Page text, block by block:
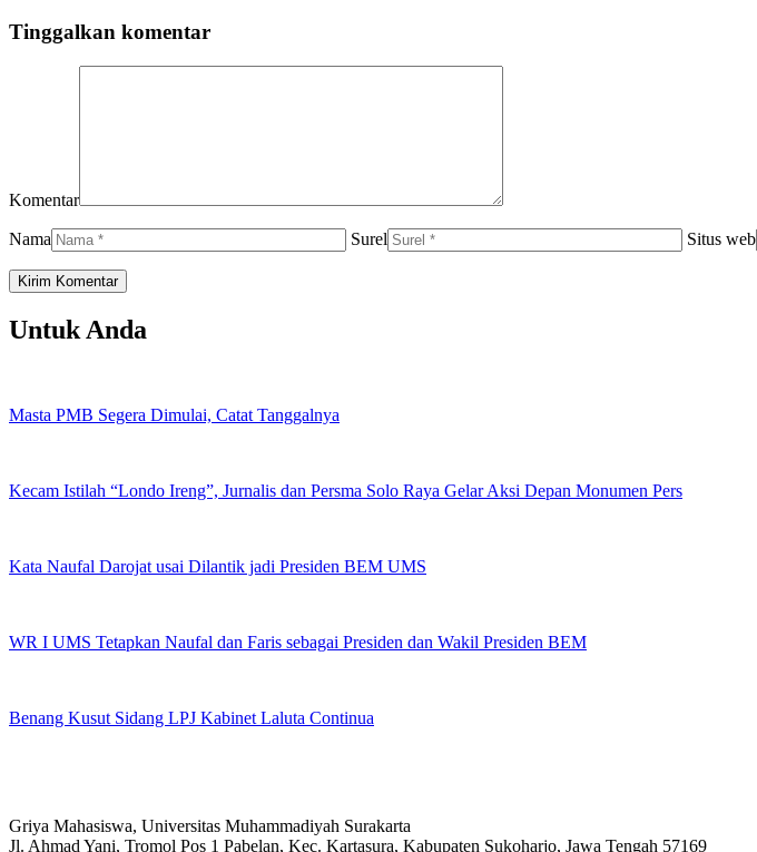
Tinggalkan komentar
Komentar
Nama Surel Situs web
Untuk Anda
Masta PMB Segera Dimulai, Catat Tanggalnya
Kecam Istilah “Londo Ireng”, Jurnalis dan Persma Solo Raya Gelar Aksi Depan Monumen Pers
Kata Naufal Darojat usai Dilantik jadi Presiden BEM UMS
WR I UMS Tetapkan Naufal dan Faris sebagai Presiden dan Wakil Presiden BEM
Benang Kusut Sidang LPJ Kabinet Laluta Continua
Griya Mahasiswa, Universitas Muhammadiyah Surakarta
Jl. Ahmad Yani, Tromol Pos 1 Pabelan, Kec. Kartasura, Kabupaten Sukoharjo, Jawa Tengah 57169